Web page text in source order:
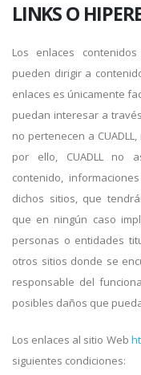
LINKS O
Los enlaces
pueden dirigir a
enlaces es únicamente
puedan interesar a
no pertenecen a
por ello, CUADLL no
contenido,
dichos sitios, que
que en ningún caso
personas o entidades
otros sitios donde se
responsable del
posibles daños que
Los enlaces al sitio Web
siguientes condiciones: